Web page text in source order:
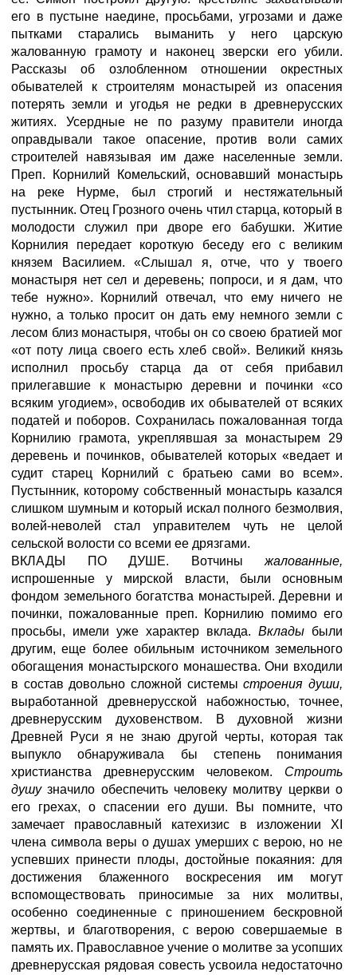
его в пустыне наедине, просьбами, угрозами и даже
пытками старались выманить у него царскую
жалованную грамоту и наконец зверски его убили.
Рассказы об озлобленном отношении окрестных
обывателей к строителям монастырей из опасения
потерять земли и угодья не редки в древнерусских
житиях. Усердные не по разуму правители иногда
оправдывали такое опасение, против воли самих
строителей навязывая им даже населенные земли.
Преп. Корнилий Комельский, основавший монастырь
на реке Нурме, был строгий и нестяжательный
пустынник. Отец Грозного очень чтил старца, который в
молодости служил при дворе его бабушки. Житие
Корнилия передает короткую беседу его с великим
князем Василием. «Слышал я, отче, что у твоего
монастыря нет сел и деревень; попроси, и я дам, что
тебе нужно». Корнилий отвечал, что ему ничего не
нужно, а только просит он дать ему немного земли с
лесом близ монастыря, чтобы он со своею братией мог
«от поту лица своего есть хлеб свой». Великий князь
исполнил просьбу старца да от себя прибавил
прилегавшие к монастырю деревни и починки «со
всяким угодием», освободив их обывателей от всяких
податей и поборов. Сохранилась пожалованная тогда
Корнилию грамота, укреплявшая за монастырем 29
деревень и починков, обывателей которых «ведает и
судит старец Корнилий с братьею сами во всем».
Пустынник, которому собственный монастырь казался
слишком шумным и который искал полного безмолвия,
волей-неволей стал управителем чуть не целой
сельской волости со всеми ее дрязгами.
ВКЛАДЫ ПО ДУШЕ.
Вотчины жалованные,
испрошенные у мирской власти, были основным
фондом земельного богатства монастырей. Деревни и
починки, пожалованные преп. Корнилию помимо его
просьбы, имели уже характер вклада. Вклады были
другим, еще более обильным источником земельного
обогащения монастырского монашества. Они входили
в состав довольно сложной системыстроения души,
выработанной древнерусской набожностью, точнее,
древнерусским духовенством. В духовной жизни
Древней Руси я не знаю другой черты, которая так
выпукло обнаруживала бы степень понимания
христианства древнерусским человеком. Строить
душузначило обеспечить человеку молитву церкви о
его грехах, о спасении его души. Вы помните, что
замечает православный катехизис в изложении XI
члена символа веры о душах умерших с верою, но не
успевших принести плоды, достойные покаяния: для
достижения блаженного воскресения им могут
вспомоществовать приносимые за них молитвы,
особенно соединенные с приношением бескровной
жертвы, и благотворения, с верою совершаемые в
память их. Православное учение о молитве за усопших
древнерусская рядовая совесть усвоила недостаточно